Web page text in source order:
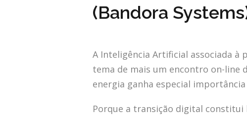
(Bandora
A Inteligência Artificial associada à
tema de mais um encontro on-line
energia ganha especial
Porque a transição digital constitui